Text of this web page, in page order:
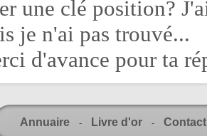
une clé position?
je n'ai pas trouvé...
d'avance pour ta
Annuaire - Livre d'or - Contact